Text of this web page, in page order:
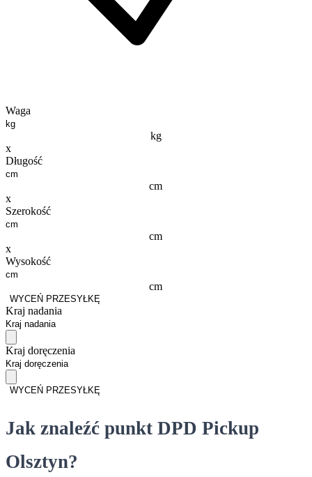
Waga
kg
x
Długość
cm
x
Szerokość
cm
x
Wysokość
cm
WYCEŃ PRZESYŁKĘ
Kraj nadania
Kraj doręczenia
WYCEŃ PRZESYŁKĘ
Jak znaleźć punkt DPD Pickup
Olsztyn?